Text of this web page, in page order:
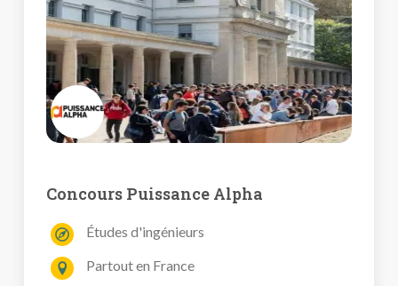
Concours Puissance Alpha
Études d'ingénieurs
Partout en France